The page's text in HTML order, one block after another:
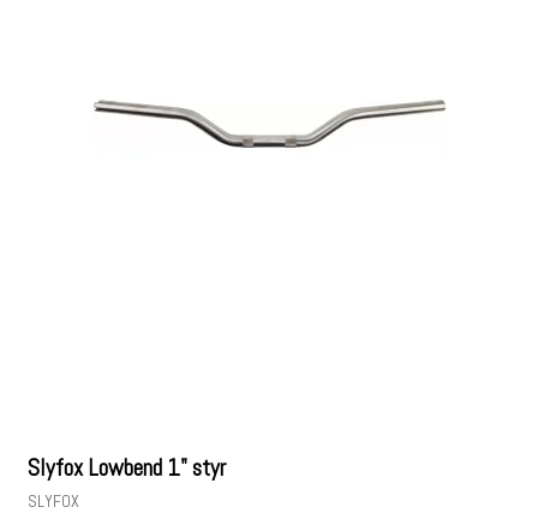
Slyfox Lowbend 1" styr
SLYFOX